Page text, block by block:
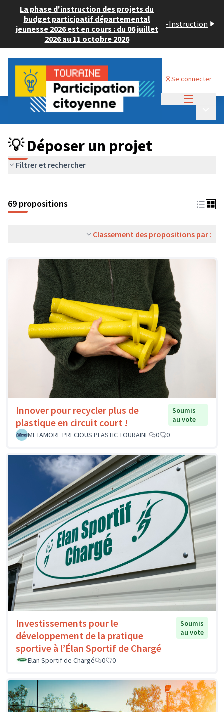
La phase d'instruction des projets du
budget participatif départemental
jeunesse 2026 est en cours : du 06 juillet
2026 au 11 octobre 2026
-Instruction
Se connecter
Budget Participatif ADULTE 2024
💡 Déposer un projet
💡 Déposer un projet
Filtrer et rechercher
69 propositions
Classement des propositions par :
Innover pour recycler plus de
plastique en circuit court !
Soumis
au vote
METAMORF PRECIOUS PLASTIC TOURAINE
0 0
Investissements pour le
développement de la pratique
sportive à l’Élan Sportif de Chargé
Soumis
au vote
Elan Sportif de Chargé 0 0